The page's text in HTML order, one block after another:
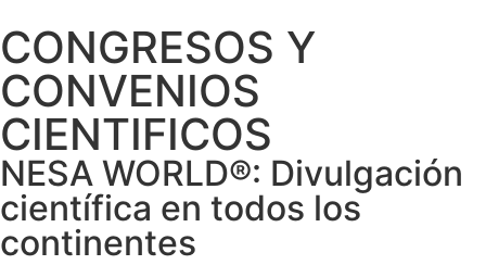
CONGRESOS Y
CONVENIOS
CIENTIFICOS
NESA WORLD®: Divulgación
científica en todos los
continentes